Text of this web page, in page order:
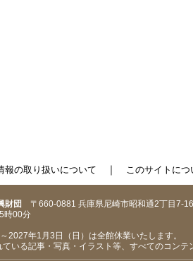
報の取り扱いについて ｜ このサイトにつ
財団 〒660-0881 兵庫県尼崎市昭和通2丁目7-16
5時00分
年1月3日（日）は全館休業いたします。
ている記事・写真・イラスト等、すべてのコン